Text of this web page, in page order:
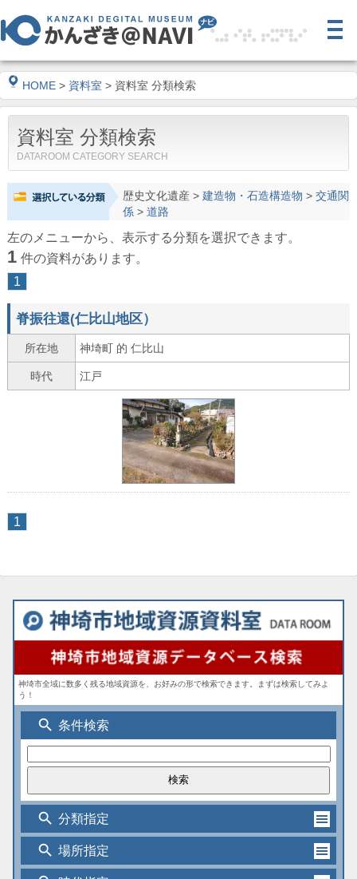
HOME > 資料室 > 資料室 分類検索
資料室 分類検索
DATAROOM CATEGORY SEARCH
歴史文化遺産> 建造物・石造構造物 > 交通関
係> 道路
左のメニューから、表示する分類を選択できます。
1 件の資料があります。
1
脊振往還(仁比山地区）
所在地 神埼町 的 仁比山
時代 江戸
1
神埼市全域に数多く残る地域資源を、お好みの形で検索できます。まずは検索してみよ
う！
search 条件検索
search 分類指定
search 場所指定